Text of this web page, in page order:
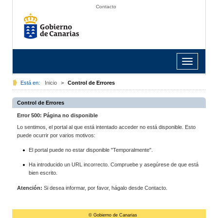
Contacto
Toggle
navigation
Está en: Inicio > Control de Errores
Control de Errores
Error 500: Página no disponible
Lo sentimos, el portal al que está intentado acceder no está disponible. Esto
puede ocurrir por varios motivos:
El portal puede no estar disponible "Temporalmente".
Ha introducido un URL incorrecto. Compruebe y asegúrese de que está
bien escrito.
Atención: Si desea informar, por favor, hágalo desde Contacto.
© Gobierno de Canarias